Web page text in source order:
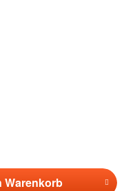
Warenkorb